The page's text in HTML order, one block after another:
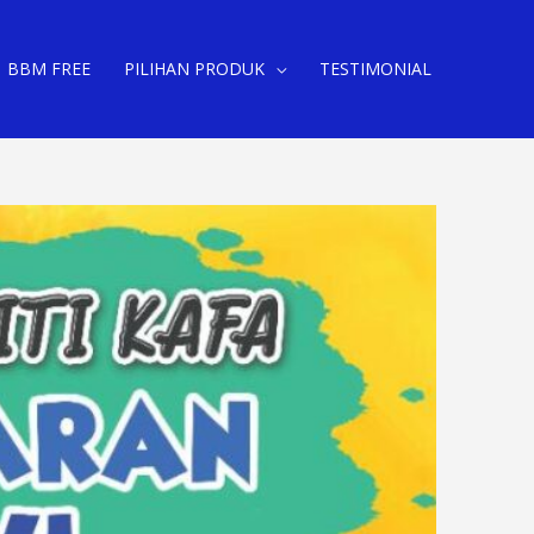
BBM FREE PILIHAN PRODUK TESTIMONIAL